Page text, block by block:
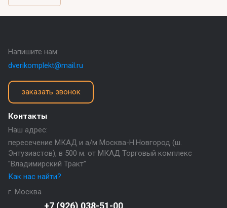
Контакты
Наш адрес:
пересечение МКАД и а/м Москва-Н.Новгород (ш.
Энтузиастов), в 500 м. от МКАД Торговый комплекс
"Владимирский Тракт"
Как нас найти?
г. Москва
+7 (926) 038-51-00
Напишите нам:
dverikomplekt@mail.ru
заказать звонок